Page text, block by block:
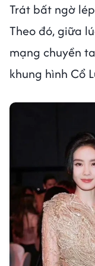
Trát bất ngờ
Theo đó, giữa
mạng chuyền
khung hình Cổ